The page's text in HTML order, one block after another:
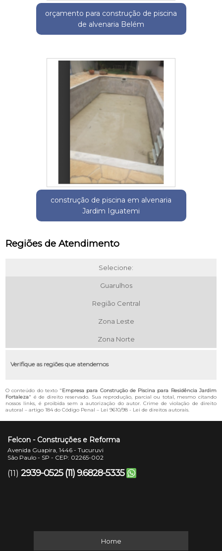
orçamento para construção de piscina
de alvenaria Belém
construção de piscina em alvenaria
Jardim Iguatemi
Regiões de Atendimento
Selecione:
Guarulhos
Região Central
Zona Leste
Zona Norte
Verifique as regiões que atendemos
O conteúdo do texto "Empresa para Construção de Piscina para Residência Jardim
Fortaleza" é de direito reservado. Sua reprodução, parcial ou total, mesmo citando
nossos links, é proibida sem a autorização do autor. Crime de violação de direito
autoral – artigo 184 do Código Penal – Lei 9610/98 - Lei de direitos autorais.
Felcon - Construções e Reforma
Avenida Guapira, 1446 - Tucuruvi
São Paulo - SP - CEP: 02265-002
(11) 2939-0525 (11) 9.6828-5335
Home